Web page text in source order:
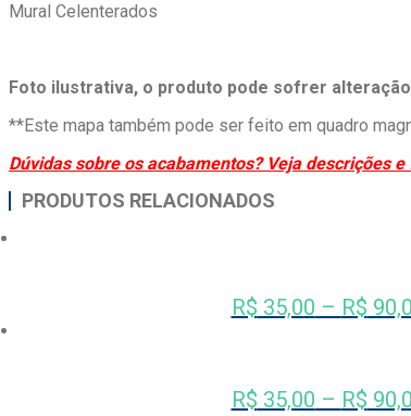
Mural Celenterados
Foto ilustrativa, o produto pode sofrer
**Este mapa também pode ser feito em quadro
Dúvidas sobre os acabamentos? Veja descrições
PRODUTOS RELACIONADOS
R$ 35,00 – R$
R$ 35,00 – R$